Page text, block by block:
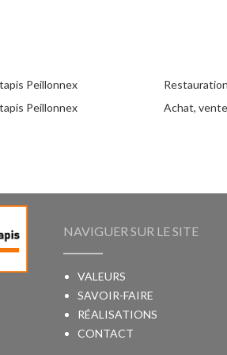
Peillonnex
Peillonnex
Achat,
NAVIGUER SUR LE SITE
VALEURS
SAVOIR-FAIRE
RÉALISATIONS
CONTACT